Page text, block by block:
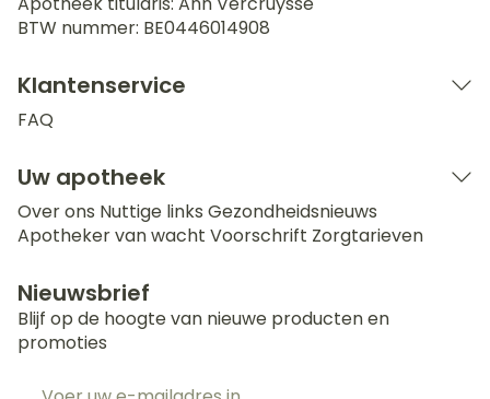
BTW nummer: BE0446014908
Klantenservice
FAQ
Uw apotheek
Over ons Nuttige links Gezondheidsnieuws
Apotheker van wacht Voorschrift Zorgtarieven
Nieuwsbrief
Blijf op de hoogte van nieuwe producten en
promoties